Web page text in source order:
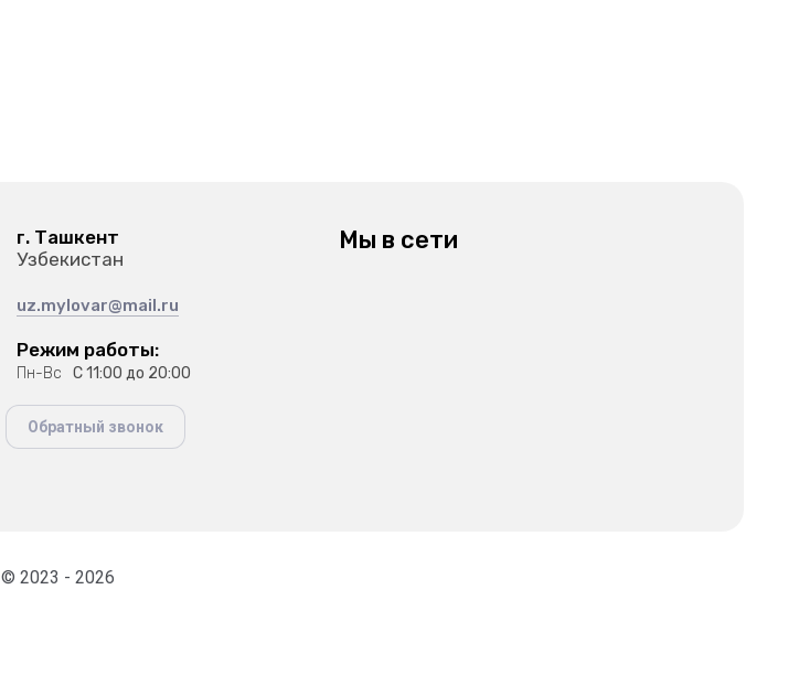
г. Ташкент
Узбекистан
uz.mylovar@mail.ru
Режим работы:
Пн-Вс С 11:00 до 20:00
Обратный звонок
Мы в сети
© 2023 - 2026